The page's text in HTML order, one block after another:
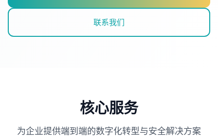
联系我们
核心服务
为企业提供端到端的数字化转型与安全解决方案